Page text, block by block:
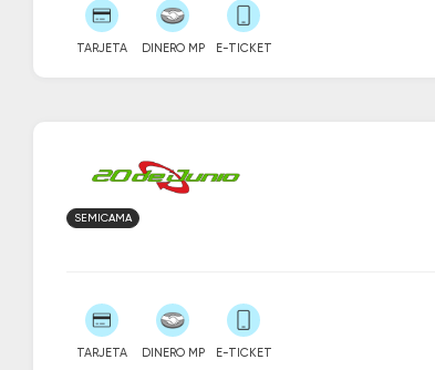
TARJETA DINERO MP E-TICKET
SEMICAMA
TARJETA DINERO MP E-TICKET